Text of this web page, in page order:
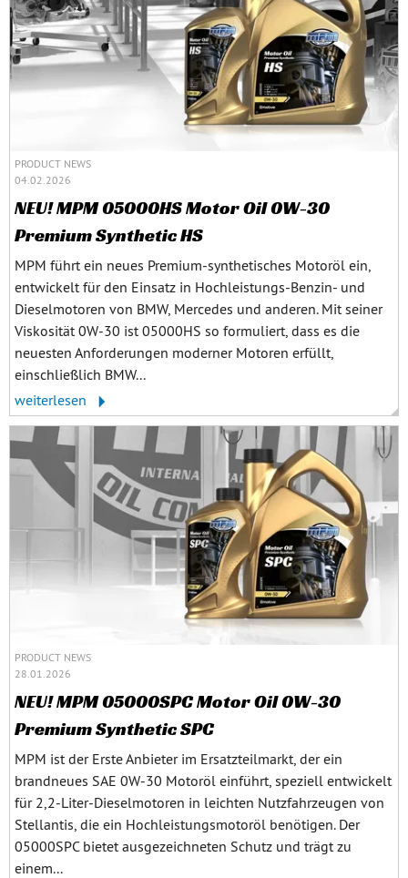
PRODUCT NEWS
04.02.2026
NEU! MPM 05000HS Motor Oil 0W-30
Premium Synthetic HS
MPM führt ein neues Premium‑synthetisches Motoröl ein,
entwickelt für den Einsatz in Hochleistungs‑Benzin‑ und
Dieselmotoren von BMW, Mercedes und anderen. Mit seiner
Viskosität 0W‑30 ist 05000HS so formuliert, dass es die
neuesten Anforderungen moderner Motoren erfüllt,
einschließlich BMW...
weiterlesen
PRODUCT NEWS
28.01.2026
NEU! MPM 05000SPC Motor Oil 0W-30
Premium Synthetic SPC
MPM ist der Erste Anbieter im Ersatzteilmarkt, der ein
brandneues SAE 0W‑30 Motoröl einführt, speziell entwickelt
für 2,2‑Liter‑Dieselmotoren in leichten Nutzfahrzeugen von
Stellantis, die ein Hochleistungsmotoröl benötigen. Der
05000SPC bietet ausgezeichneten Schutz und trägt zu
einem...